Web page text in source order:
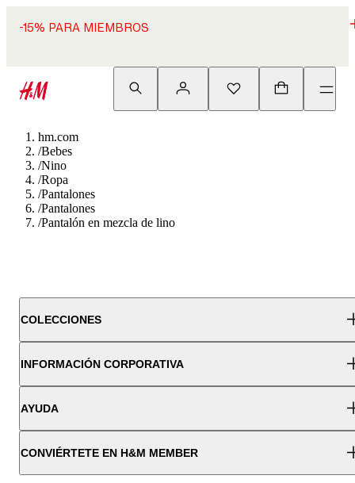
-15% PARA MIEMBROS
hm.com
/Bebes
/Nino
/Ropa
/Pantalones
/Pantalones
/Pantalón en mezcla de lino
COLECCIONES
INFORMACIÓN CORPORATIVA
AYUDA
CONVIÉRTETE EN H&M MEMBER